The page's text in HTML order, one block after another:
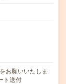
お願いいたしま
ト送付